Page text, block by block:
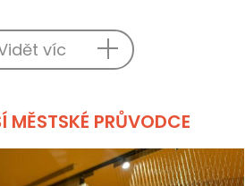
víc
MĚSTSKÉ PRŮVODCE